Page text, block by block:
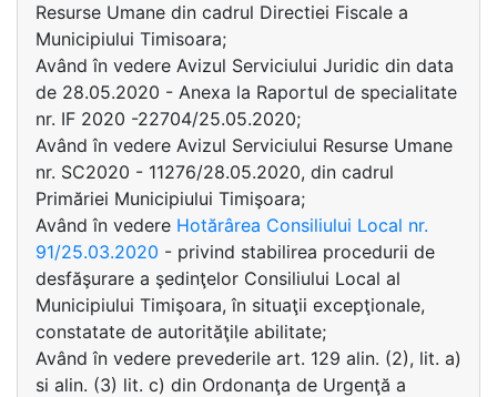
Resurse Umane din cadrul Directiei Fiscale a
Municipiului Timisoara;
Având în vedere Avizul Serviciului Juridic din data
de 28.05.2020 - Anexa la Raportul de specialitate
nr. IF 2020 -22704/25.05.2020;
Având în vedere Avizul Serviciului Resurse Umane
nr. SC2020 - 11276/28.05.2020, din cadrul
Primăriei Municipiului Timişoara;
Având în vedere Hotărârea Consiliului Local nr.
91/25.03.2020 - privind stabilirea procedurii de
desfăşurare a şedinţelor Consiliului Local al
Municipiului Timişoara, în situaţii excepţionale,
constatate de autorităţile abilitate;
Având în vedere prevederile art. 129 alin. (2), lit. a)
si alin. (3) lit. c) din Ordonanţa de Urgenţă a